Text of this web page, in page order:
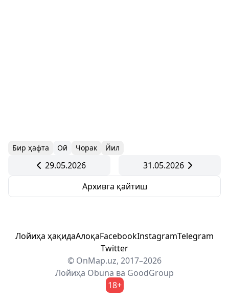
Бир ҳафта Ой Чорак Йил
29.05.2026
31.05.2026
Архивга қайтиш
Лойиҳа ҳақидаАлоқаFacebookInstagramTelegram
Twitter
© OnMap.uz, 2017–2026
Лойиҳа Obuna ва GoodGroup
18+